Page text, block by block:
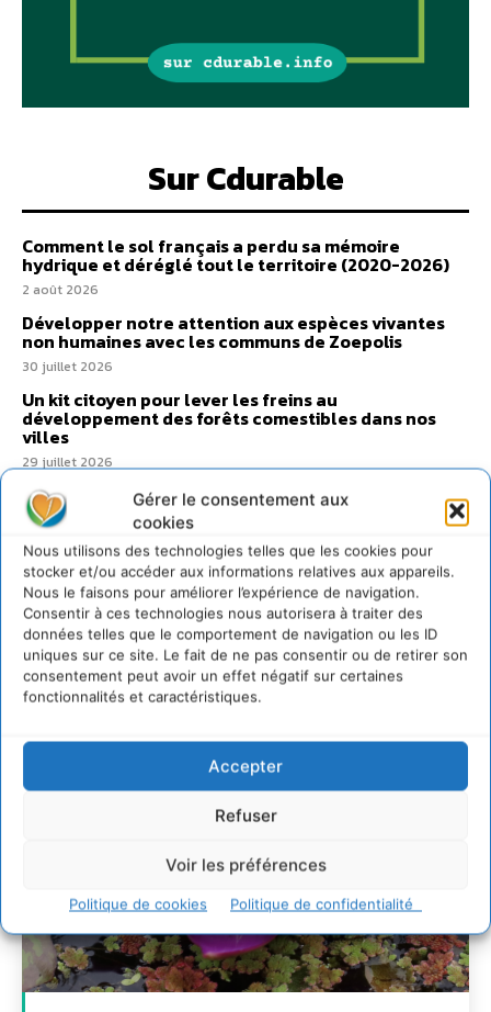
Gérer le consentement aux
cookies
Nous utilisons des technologies telles que les cookies pour
stocker et/ou accéder aux informations relatives aux appareils.
Nous le faisons pour améliorer l’expérience de navigation.
Consentir à ces technologies nous autorisera à traiter des
données telles que le comportement de navigation ou les ID
uniques sur ce site. Le fait de ne pas consentir ou de retirer son
consentement peut avoir un effet négatif sur certaines
fonctionnalités et caractéristiques.
Accepter
Refuser
Voir les préférences
Politique de cookies Politique de confidentialité
Sur Cdurable
Comment le sol français a perdu sa mémoire
hydrique et déréglé tout le territoire (2020-2026)
2 août 2026
Développer notre attention aux espèces vivantes
non humaines avec les communs de Zoepolis
30 juillet 2026
Un kit citoyen pour lever les freins au
développement des forêts comestibles dans nos
villes
29 juillet 2026
L’éco-anxiété informe et l’éco-lucidité transforme
28 juillet 2026
7 indicateurs pour des villes résilientes et durables,
adaptées au changement climatique
27 juillet 2026